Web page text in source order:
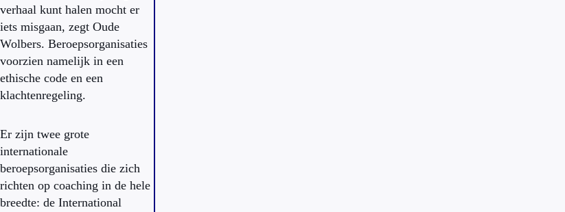
verhaal kunt halen mocht er
iets misgaan, zegt Oude
Wolbers. Beroepsorganisaties
voorzien namelijk in een
ethische code en een
klachtenregeling.
Er zijn twee grote
internationale
beroepsorganisaties die zich
richten op coaching in de hele
breedte: de International